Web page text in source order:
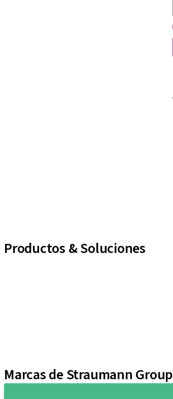
Productos & Soluciones
Marcas de Straumann Group